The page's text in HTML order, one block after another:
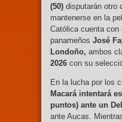
(50) disputarán otro
mantenerse en la
Católica cuenta con
panameños José
Londoño, ambos
2026 con su
En la lucha por los
Macará intentará
puntos) ante un
ante Aucas.